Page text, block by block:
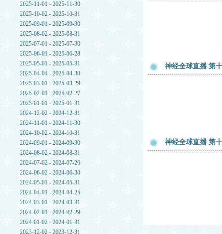
2025-11-01 - 2025-11-30
2025-10-02 - 2025-10-31
2025-09-01 - 2025-09-30
2025-08-02 - 2025-08-31
2025-07-01 - 2025-07-30
2025-06-01 - 2025-06-28
2025-05-01 - 2025-05-31
2025-04-04 - 2025-04-30
2025-03-01 - 2025-03-29
2025-02-01 - 2025-02-27
2025-01-01 - 2025-01-31
2024-12-02 - 2024-12-31
2024-11-01 - 2024-11-30
2024-10-02 - 2024-10-31
2024-09-01 - 2024-09-30
2024-08-02 - 2024-08-31
2024-07-02 - 2024-07-26
2024-06-02 - 2024-06-30
2024-05-01 - 2024-05-31
2024-04-01 - 2024-04-25
2024-03-01 - 2024-03-31
2024-02-01 - 2024-02-29
2024-01-02 - 2024-01-31
2023-12-02 - 2023-12-31
神经全球直播 第
神经全球直播 第